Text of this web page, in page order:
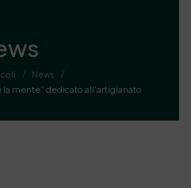
/ News
/
la mente” dedicato all’artigianato